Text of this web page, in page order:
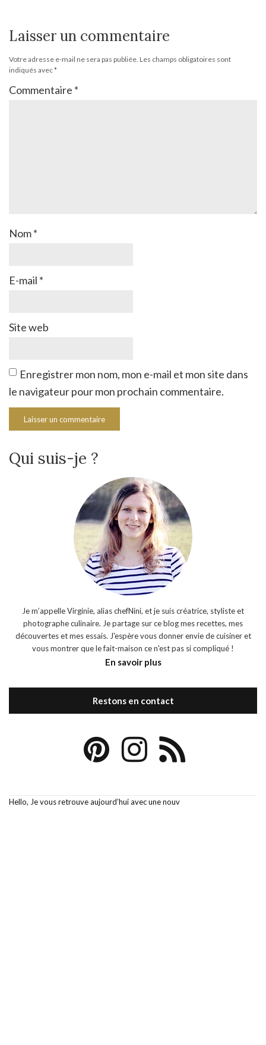
Laisser un commentaire
Votre adresse e-mail ne sera pas publiée. Les champs obligatoires sont
indiqués avec*
Commentaire *
Nom*
E-mail *
Site web
Enregistrer mon nom, mon e-mail et mon site dans
le navigateur pour mon prochain commentaire.
Qui suis-je ?
Je m’appelle Virginie, alias chefNini, et je suis créatrice, styliste et
photographe culinaire. Je partage sur ce blog mes recettes, mes
découvertes et mes essais. J'espère vous donner envie de cuisiner et
vous montrer que le fait-maison ce n'est pas si compliqué !
En savoir plus
Restons en contact
Hello, Je vous retrouve aujourd’hui avec une nouv